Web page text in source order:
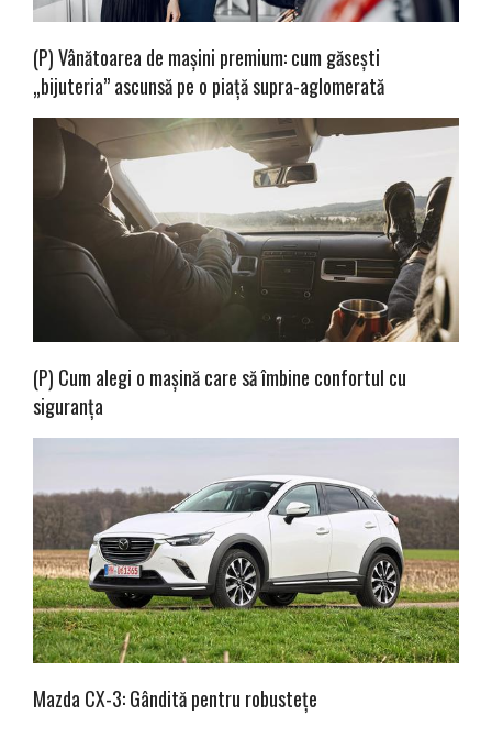
(P) Vânătoarea de mașini premium: cum găsești
„bijuteria” ascunsă pe o piață supra-aglomerată
(P) Cum alegi o mașină care să îmbine confortul cu
siguranța
Mazda CX-3: Gândită pentru robustețe